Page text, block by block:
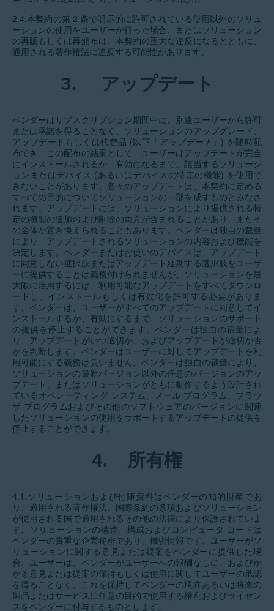
2.4.本契約の第 2 条で明示的に許可されている使用以外のソリュ
ーションの使用をユーザーが行った場合、またはソリューション
の再販もしくは再頒布は、本契約の重大な違反になるとともに、
適用される著作権法に違反する可能性があります。
3. アップデート
ベンダーはサブスクリプション期間中に、別途ユーザーから許可
または承諾を得ることなく、ソリューションのアップグレード、
アップデートもしくは代替品 (以下「 アップデート 」) を随時配
布でき、この配布の結果として、ユーザーはアップデートが完全
にインストールされるか、有効になるまで、該当するソリューシ
ョンまたはデバイス (あるいはデバイスの特定の機能) を使用で
きないことがあります。各々のアップデートは、本契約に定める
すべての目的についてソリューションの一部を成すものとみなさ
れます。アップデートには、ソリューションにより提供される特
定の機能の追加および削除の両方が含まれることがあり、またそ
の全体が置き換えられることもあります。ベンダーは独自の裁量
により、アップデートされるソリューションの内容および機能を
決定します。ベンダーまたはお使いのデバイスは、アップデート
に同意しない選択肢またはアップデート延期する選択肢をユーザ
ーに提供することは義務付けられませんが、ソリューションを最
大限に活用するには、利用可能なアップデートをすべてダウンロ
ードし、インストールもしくは有効化を許可する必要がありま
す。ベンダーは、ユーザーがすべてのアップデートに同意してイ
ンストールするか、有効にするまで、ソリューションのサポート
の提供を停止することができます。ベンダーは独自の裁量によ
り、アップデートがいつ適切か、およびアップデートが適切か否
かを判断します。ベンダーはユーザーに対してアップデートを利
用可能にする義務は負いません。ベンダーは独自の裁量により、
ソリューションの最新バージョン以外の任意のバージョンのアッ
プデート、またはソリューションがともに動作するよう設計され
ているオペレーティング システム、メール プログラム、ブラウ
ザ プログラムおよびその他のソフトウェアのバージョンに関連
したソリューションの使用をサポートするアップデートの提供を
停止することができます。
4. 所有権
4.1.ソリューションおよび付随資料はベンダーの知的財産であ
り、適用される著作権法、国際条約の条項およびソリューション
が使用される国で適用されるその他の法律により保護されていま
す。ソリューションの構造、構成およびコンピュータ コードは
ベンダーの貴重な企業秘密であり、機密情報です。ユーザーがソ
リューションに関する意見または提案をベンダーに提供した場
合、ユーザーは、ベンダーがユーザーへの報酬なしに、およびか
かる意見または提案の保持もしくは使用に関してユーザーの承認
を得ることなく、これを保持してベンダーの現在あるいは将来の
製品またはサービスに任意の目的で使用する権利およびライセン
スをベンダーに付与するものとします。